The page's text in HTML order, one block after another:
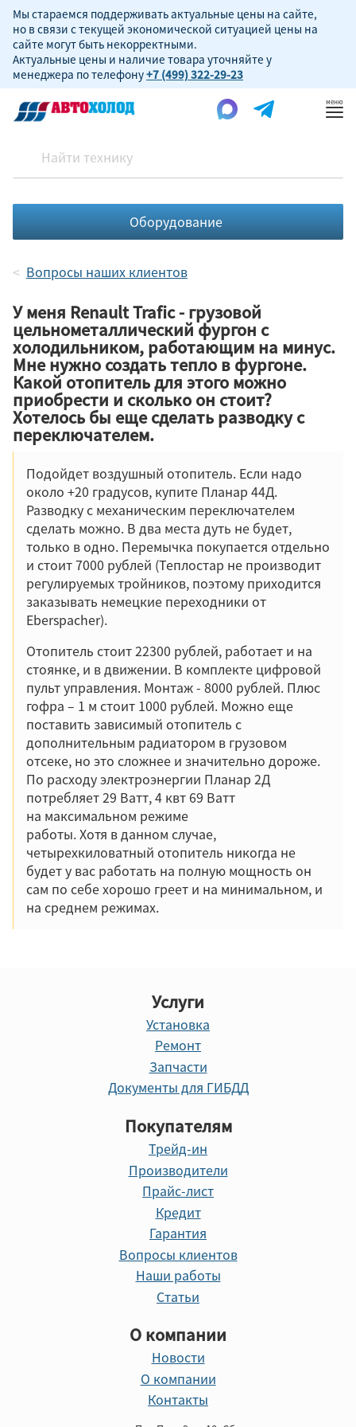
Мы стараемся поддерживать актуальные цены на сайте,
но в связи с текущей экономической ситуацией цены на
сайте могут быть некорректными.
Актуальные цены и наличие товара уточняйте у
менеджера по телефону+7 (499) 322-29-23
Оборудование
Вопросы наших клиентов
У меня Renault Trafic - грузовой
цельнометаллический фургон с
холодильником, работающим на минус.
Мне нужно создать тепло в фургоне.
Какой отопитель для этого можно
приобрести и сколько он стоит?
Хотелось бы еще сделать разводку с
переключателем.
Подойдет воздушный отопитель. Если надо
около +20 градусов, купите Планар 44Д.
Разводку с механическим переключателем
сделать можно. В два места дуть не будет,
только в одно. Перемычка покупается отдельно
и стоит 7000 рублей (Теплостар не производит
регулируемых тройников, поэтому приходится
заказывать немецкие переходники от
Eberspacher).
Отопитель стоит 22300 рублей, работает и на
стоянке, и в движении. В комплекте цифровой
пульт управления. Монтаж - 8000 рублей. Плюс
гофра – 1 м стоит 1000 рублей. Можно еще
поставить зависимый отопитель с
дополнительным радиатором в грузовом
отсеке, но это сложнее и значительно дороже.
По расходу электроэнергии Планар 2Д
потребляет 29 Ватт, 4 квт 69 Ватт
на максимальном режиме
работы. Хотя в данном случае,
четырехкиловатный отопитель никогда не
будет у вас работать на полную мощность он
сам по себе хорошо греет и на минимальном, и
на среднем режимах.
Услуги
Установка
Ремонт
Запчасти
Документы для ГИБДД
Покупателям
Трейд-ин
Производители
Прайс-лист
Кредит
Гарантия
Вопросы клиентов
Наши работы
Статьи
О компании
Новости
О компании
Контакты